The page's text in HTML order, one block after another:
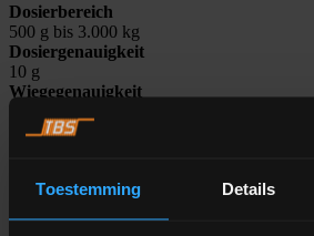
Toestemming Details
Dosierbereich
500 g bis 3.000 kg
Dosiergenauigkeit
10 g
Wiegegenauigkeit
Wiegekapazität
4 to 48 Silo-Positionen